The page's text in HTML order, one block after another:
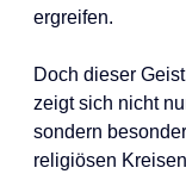
ergreifen.
Doch dieser
zeigt sich nicht
sondern
religiösen